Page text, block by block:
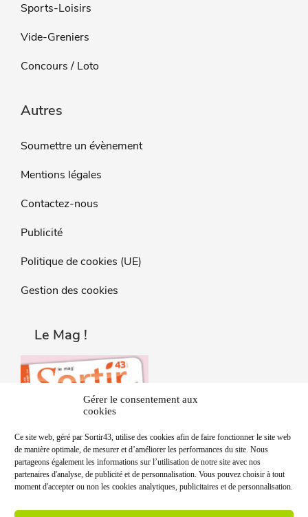
Gérer le consentement aux
cookies
Ce site web, géré par Sortir43, utilise des cookies afin de faire fonctionner le site web
de manière optimale, de mesurer et d’améliorer les performances du site. Nous
partageons également les informations sur l’utilisation de notre site avec nos
partenaires d'analyse, de publicité et de personnalisation. Vous pouvez choisir à tout
moment d'accepter ou non les cookies analytiques, publicitaires et de personnalisation.
Sports-Loisirs
Vide-Greniers
Concours / Loto
Autres
Soumettre un évènement
Mentions légales
Contactez-nous
Publicité
Politique de cookies (UE)
Gestion des cookies
Le Mag !